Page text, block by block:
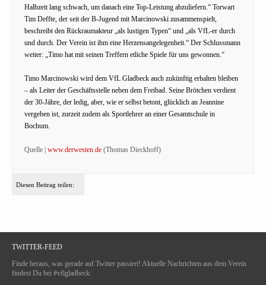
Halbzeit lang schwach, um danach eine Top-Leistung abzuliefern.“ Torwart
Tim Deffte, der seit der B-Jugend mit Marcinowski zusammenspielt,
beschreibt den Rückraumakteur „als lustigen Typen“ und „als VfL-er durch
und durch. Der Verein ist ihm eine Herzensangelegenheit.“ Der Schlussmann
weiter: „Timo hat mit seinen Treffern etliche Spiele für uns gewonnen.“
Timo Marcinowski wird dem VfL Gladbeck auch zukünftig erhalten bleiben
– als Leiter der Geschäftsstelle neben dem Freibad. Seine Brötchen verdient
der 30-Jähre, der ledig, aber, wie er selbst betont, glücklich an Jeannine
vergeben ist, zurzeit zudem als Sportlehrer an einer Gesamtschule in
Bochum.
Quelle | www.derwesten.de (Thomas Dieckhoff)
Diesen Beitrag teilen:
TWITTER-FEED
Finde heraus, was gerade auf Twitter passiert! Aktuelle Nachrichten aus dem Verein
findest Du bei #vflgladbeck: